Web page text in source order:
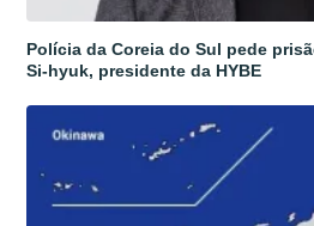
Polícia da Coreia do Sul pede
Si-hyuk, presidente da HYBE